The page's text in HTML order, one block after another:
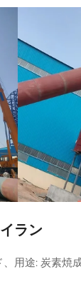
イラン